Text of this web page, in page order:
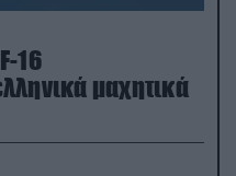
16
μαχητικά